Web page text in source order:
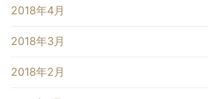
2018年4月
2018年3月
2018年2月